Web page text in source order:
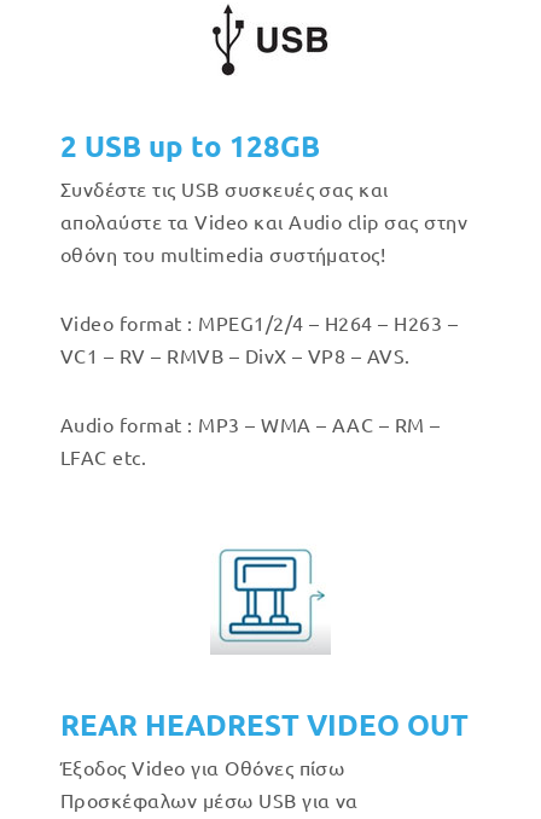
2 USB up to 128GB
Συνδέστε τις USB συσκευές σας και
απολαύστε τα Video και Audio clip σας στην
οθόνη του multimedia συστήματος!
Video format : MPEG1/2/4 – H264 – H263 –
VC1 – RV – RMVB – DivX – VP8 – AVS.
Audio format : MP3 – WMA – AAC – RM –
LFAC etc.
REAR HEADREST VIDEO OUT
Έξοδος Video για Οθόνες πίσω
Προσκέφαλων μέσω USB για να